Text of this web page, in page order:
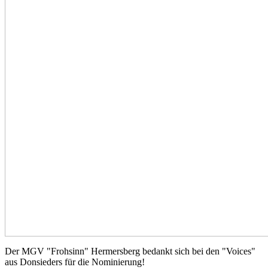
Der MGV "Frohsinn" Hermersberg bedankt sich bei den "Voices"
aus Donsieders für die Nominierung!